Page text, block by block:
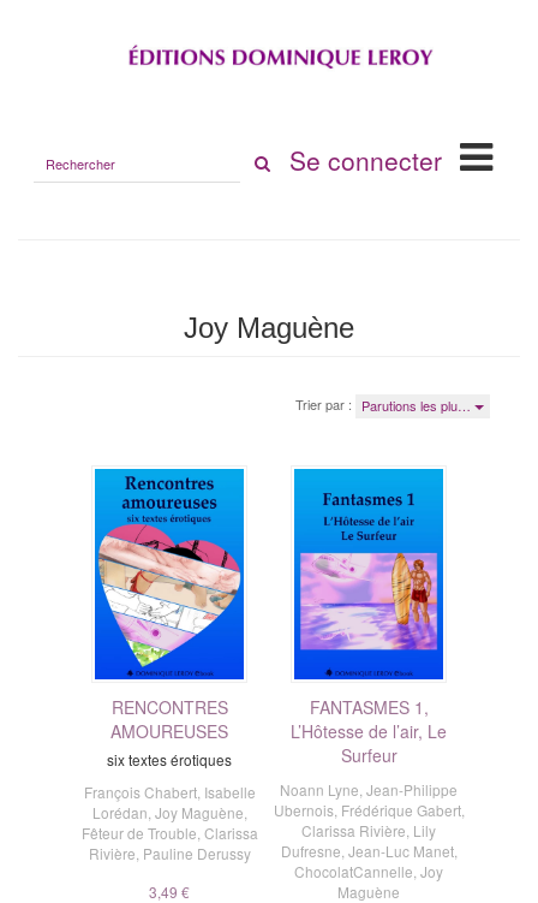
le
Se connecter
Joy Maguène
Trier par : Parutions les plu…
RENCONTRES
AMOUREUSES
six textes érotiques
François Chabert, Isabelle
Lorédan Joy Maguène
Fêteur de Trouble Clarissa
Rivière Pauline Derussy
3,49 €
FANTASMES 1,
L’Hôtesse de l’air, Le
Surfeur
Noann Lyne Jean-Philippe
Ubernois, Frédérique Gabert,
Clarissa Rivière Lily
Dufresne Jean-Luc Manet,
ChocolatCannelle Joy
Maguène